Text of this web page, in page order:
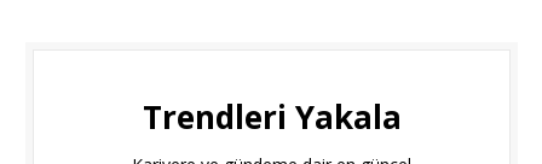
Trendleri Yakala